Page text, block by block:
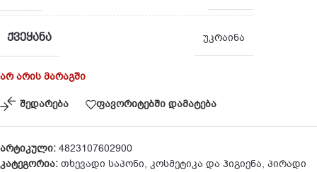
ᲥᲕᲔᲧᲐᲜᲐ უკრაინა
არ არის მარაგში
შედარება ფავორიტებში დამატება
არტიკული: 4823107602900
კატეგორია: თხევადი საპონი, კოსმეტიკა და ჰიგიენა, პირადი